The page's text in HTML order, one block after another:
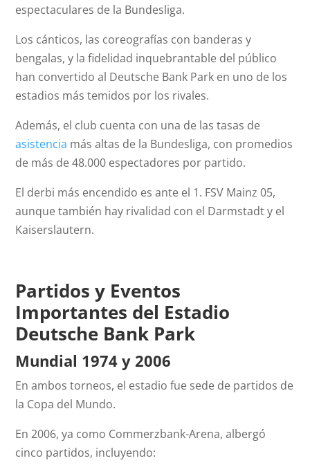
espectaculares de la Bundesliga.
Los cánticos, las coreografías con banderas y
bengalas, y la fidelidad inquebrantable del público
han convertido al Deutsche Bank Park en uno de los
estadios más temidos por los rivales.
Además, el club cuenta con una de las tasas de
asistencia más altas de la Bundesliga, con promedios
de más de 48.000 espectadores por partido.
El derbi más encendido es ante el 1. FSV Mainz 05,
aunque también hay rivalidad con el Darmstadt y el
Kaiserslautern.
Partidos y Eventos
Importantes del Estadio
Deutsche Bank Park
Mundial 1974 y 2006
En ambos torneos, el estadio fue sede de partidos de
la Copa del Mundo.
En 2006, ya como Commerzbank-Arena, albergó
cinco partidos, incluyendo: